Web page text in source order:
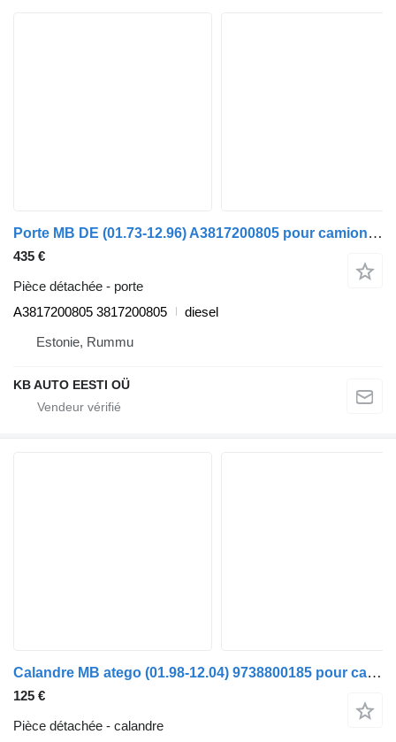
Porte MB DE (01.73-12.96) A3817200805 pour camion Mercedes-Benz NG, LP (1963-1996)
435 €
Pièce détachée - porte
A3817200805 3817200805
diesel
Estonie, Rummu
KB AUTO EESTI OÜ
Calandre MB atego (01.98-12.04) 9738800185 pour camion Mercedes-Benz Atego, Atego 2, Atego 3 (1996-)
125 €
Pièce détachée - calandre